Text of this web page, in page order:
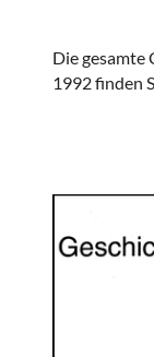
Die gesamte
1992 finden